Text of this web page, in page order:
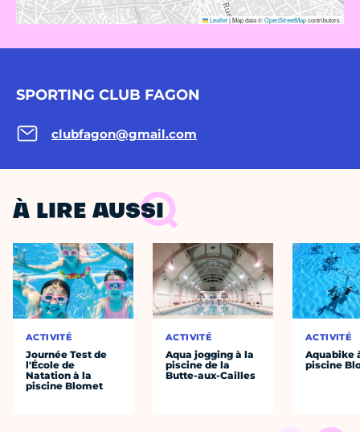
Leaflet|Map data ©OpenStreetMapcontributors
SPORTING CLUB FAGON
clubfagon@gmail.com
À LIRE AUSSI
ACTIVITÉ
Journée Test de
l'École de
Natation à la
piscine Blomet
ACTIVITÉ
Aqua jogging à la
piscine de la
Butte-aux-Cailles
ACTIVITÉ
Aquabike
piscine